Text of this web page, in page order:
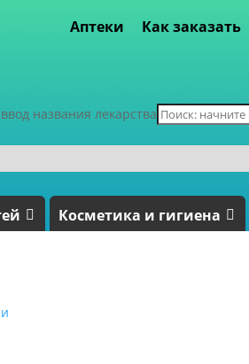
Аптеки Как заказать
названия лекарства
Косметика и гигиена